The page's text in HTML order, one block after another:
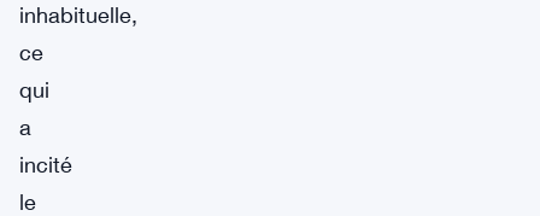
inhabituelle,
ce
qui
a
incité
le